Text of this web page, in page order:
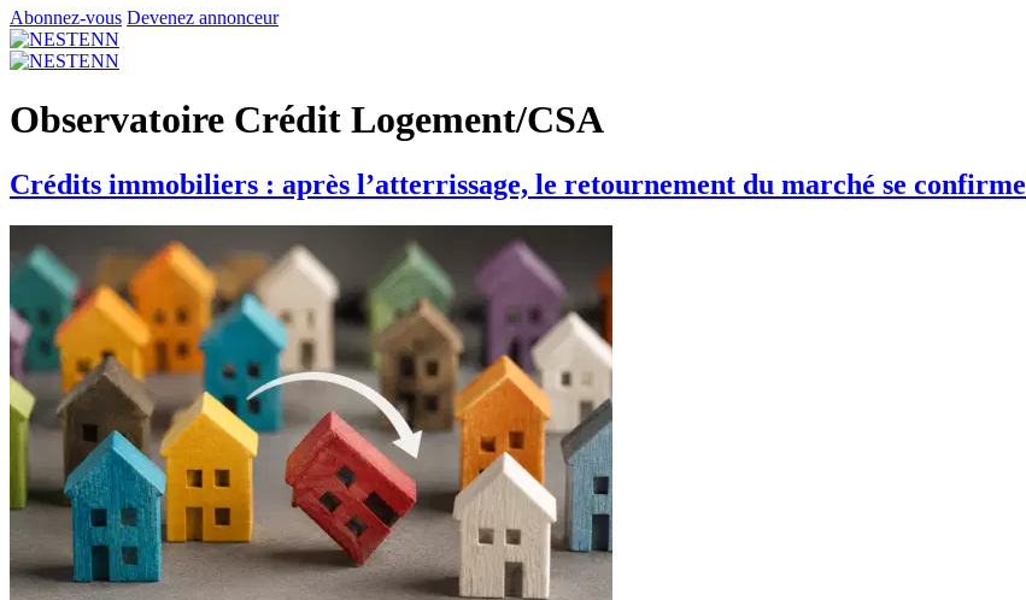
Abonnez-vous Devenez annonceur
Observatoire Crédit Logement/CSA
Crédits immobiliers : après l’atterrissage, le retournement du marché se confirme